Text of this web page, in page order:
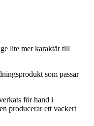
lite mer karaktär till
som passar
för hand i
producerar ett vackert